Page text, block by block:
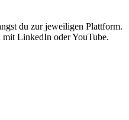
du zur jeweiligen Plattform.
LinkedIn oder YouTube.